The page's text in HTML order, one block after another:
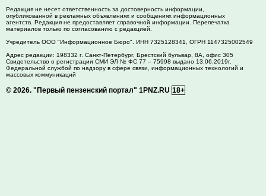
Редакция не несет ответственность за достоверность информации,
опубликованной в рекламных объявлениях и сообщениях информационных
агентств. Редакция не предоставляет справочной информации. Перепечатка
материалов только по согласованию с редакцией.
Учредитель ООО "Информационное Бюро". ИНН 7325128341, ОГРН 1147325002549
Адрес редакции: 198332 г. Санкт-Петербург, Брестский бульвар, 8А, офис 305
Свидетельство о регистрации СМИ ЭЛ № ФС 77 – 75998 выдано 13.06.2019г.
Федеральной службой по надзору в сфере связи, информационных технологий и
массовых коммуникаций
© 2026. "Первый пензенский портал" 1PNZ.RU 18+